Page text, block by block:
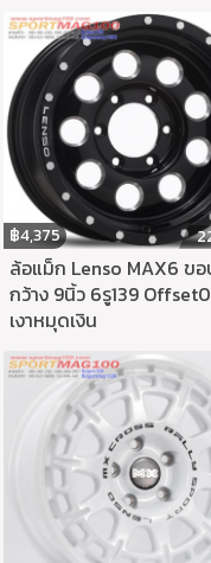
฿4,375
ล้อแม็ก Lenso MAX6 ขอ
กว้าง 9นิ้ว 6รู139
เงาหมุดเงิน